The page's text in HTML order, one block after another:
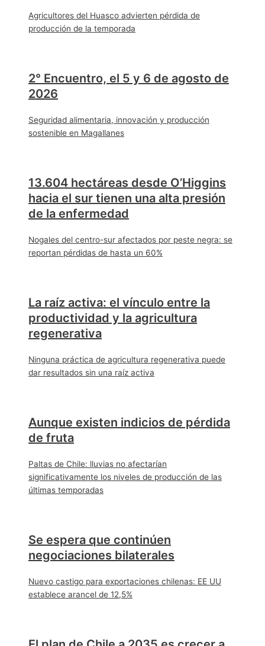
Agricultores del Huasco advierten pérdida de
producción de la temporada
2° Encuentro, el 5 y 6 de agosto de
2026
Seguridad alimentaria, innovación y producción
sostenible en Magallanes
13.604 hectáreas desde O’Higgins
hacia el sur tienen una alta presión
de la enfermedad
Nogales del centro-sur afectados por peste negra: se
reportan pérdidas de hasta un 60%
La raíz activa: el vínculo entre la
productividad y la agricultura
regenerativa
Ninguna práctica de agricultura regenerativa puede
dar resultados sin una raíz activa
Aunque existen indicios de pérdida
de fruta
Paltas de Chile: lluvias no afectarían
significativamente los niveles de producción de las
últimas temporadas
Se espera que continúen
negociaciones bilaterales
Nuevo castigo para exportaciones chilenas: EE UU
establece arancel de 12,5%